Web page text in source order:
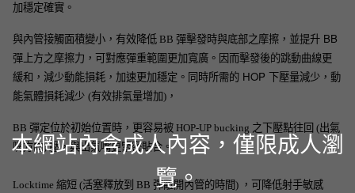
加穩定確實。
與內管接觸面積變小，有效降低 BB 彈擊發時與底部之摩擦， 並提升 BB
彈上方之摩擦力，可對應彈重範圍更加寬廣。 因而擊發後的跳動曲線更
緩和，減少動能損耗， 加速更加穩定。同時所需的 HOP 下壓量減少，動
能氣體損耗減少 (有效排氣量增加) ，
BB 彈定位於初始位置時，更容易被 HOP-UP bucking 之下壓點往回 (出氣
嘴方向) 壓，與出氣嘴更緊密貼合。
Locktime 縮短 (活塞釋放到 BB 彈離開內管的時間) ，可降低射手敏感
本網站內含成人內容，僅限成人瀏
覽。